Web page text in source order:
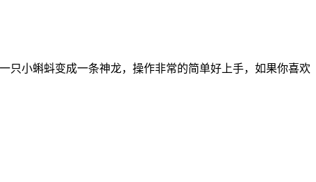
只小蝌蚪变成一条神龙，操作非常的简单好上手，如果你喜欢